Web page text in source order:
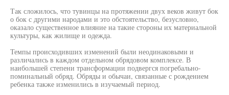
Так сложилось, что тувинцы на протяжении двух веков живут бок
о бок с другими народами и это обстоятельство, безусловно,
оказало существенное влияние на такие стороны их материальной
культуры, как жилище и одежда.
Темпы происходивших изменений были неодинаковыми и
различались в каждом отдельном обрядовом комплексе. В
наибольшей степени трансформации подвергся погребально-
поминальный обряд. Обряды и обычаи, связанные с рождением
ребенка также изменились в изучаемый период.